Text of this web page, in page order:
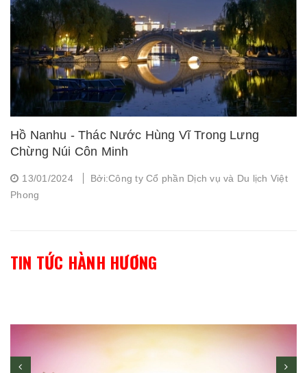
Hồ Nanhu - Thác Nước Hùng Vĩ Trong Lưng
Chừng Núi Côn Minh
13/01/2024
Bởi:Công ty Cổ phần Dịch vụ và Du lịch Việt
Phong
TIN TỨC HÀNH HƯƠNG